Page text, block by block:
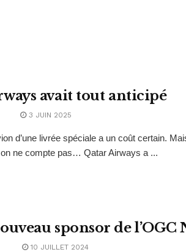
avait tout anticipé
3 JUIN 2025
d’une livrée spéciale a un coût certain.
on ne compte pas… Qatar Airways a ...
sponsor de l’OGC
10 JUILLET 2024